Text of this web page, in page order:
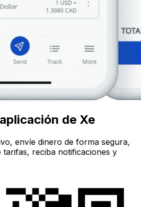
de Xe
envíe dinero de forma segura,
tarifas, reciba notificaciones y